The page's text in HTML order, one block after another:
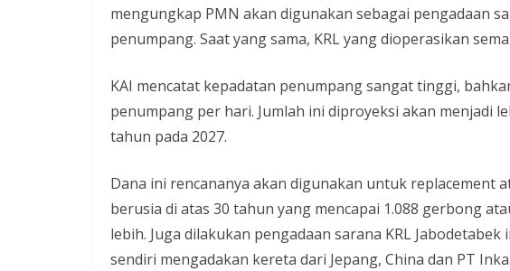
mengungkap PMN akan digunakan sebagai pengadaan
penumpang. Saat yang sama, KRL yang dioperasikan
KAI mencatat kepadatan penumpang sangat tinggi,
penumpang per hari. Jumlah ini diproyeksi akan menjadi
tahun pada 2027.
Dana ini rencananya akan digunakan untuk replacement
berusia di atas 30 tahun yang mencapai 1.088 gerbong
lebih. Juga dilakukan pengadaan sarana KRL Jabodetabek
sendiri mengadakan kereta dari Jepang, China dan PT